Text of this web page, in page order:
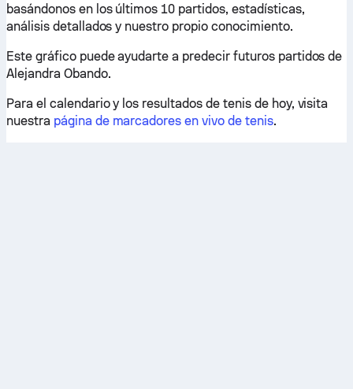
basándonos en los últimos 10 partidos, estadísticas,
análisis detallados y nuestro propio conocimiento.
Este gráfico puede ayudarte a predecir futuros partidos de
Alejandra Obando.
Para el calendario y los resultados de tenis de hoy, visita
nuestra página de marcadores en vivo de tenis.